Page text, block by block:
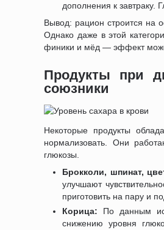
дополнения к завтраку.
Вывод: рацион строится на
Однако даже в этой
финики и мёд — эффект
Продукты при
союзники
Некоторые продукты
нормализовать. Они
глюкозы.
Брокколи, шпинат,
улучшают
приготовить на пару и
Корица: По данным
снижению уровня